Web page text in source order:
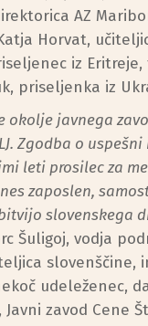
AZ
Horvat,
iz
priseljenka iz
okolje javnega
Zgodba o
leti prosilec za
zaposlen,
slovenskega
Šuligoj, vodja
slovenščine,
udeleženec,
Javni zavod Cene